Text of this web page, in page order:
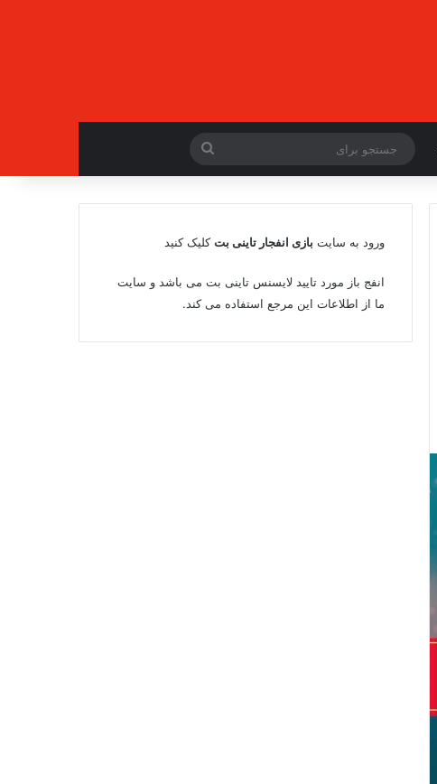
جستجو
برای
ورود به سایت بازی انفجار تاینی بتکلیک کنید
انفج باز مورد تایید لایسنس تاینی بت می باشد و سایت
ما از اطلاعات این مرجع استفاده می کند.